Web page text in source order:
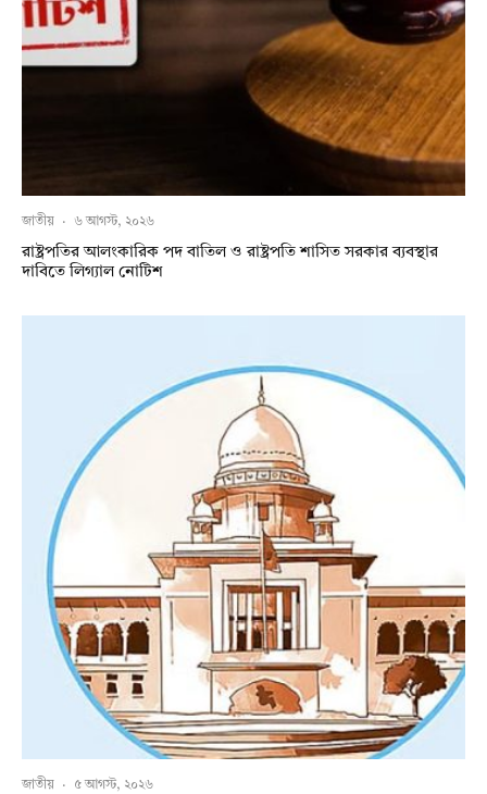
জাতীয় · ৬ আগস্ট, ২০২৬
রাষ্ট্রপতির আলংকারিক পদ বাতিল ও রাষ্ট্রপতি শাসিত সরকার ব্যবস্থার
দাবিতে লিগ্যাল নোটিশ
জাতীয় · ৫ আগস্ট, ২০২৬